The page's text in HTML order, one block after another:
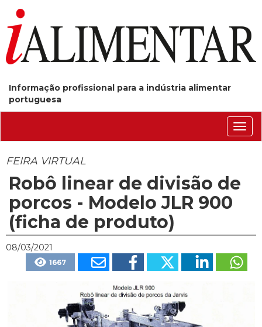
Informação profissional para a indústria alimentar
portuguesa
FEIRA VIRTUAL
Robô linear de divisão de
porcos - Modelo JLR 900
(ficha de produto)
08/03/2021
1667